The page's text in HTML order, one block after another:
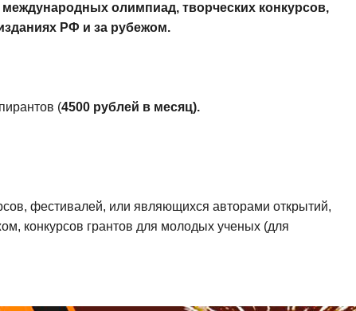
международных олимпиад, творческих конкурсов,
РФ и за рубежом.
(4500 рублей в месяц).
фестивалей, или являющихся авторами открытий,
конкурсов грантов для молодых ученых (для